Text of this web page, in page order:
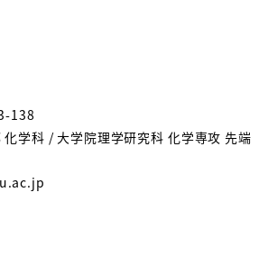
138
学科 / 大学院理学研究科 化学専攻 先端